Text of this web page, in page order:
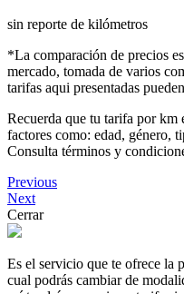
sin reporte de kilómetros
*La comparación de precios
mercado, tomada de varios
tarifas aqui presentadas
Recuerda que tu tarifa por km
factores como: edad, género,
Consulta términos y
Previous
Next
Cerrar
Es el servicio que te ofrece la
cual podrás cambiar de